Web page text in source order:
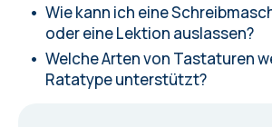
Wie kann ich eine
oder eine Lektion auslassen?
Welche Arten von Tastaturen
Ratatype unterstützt?